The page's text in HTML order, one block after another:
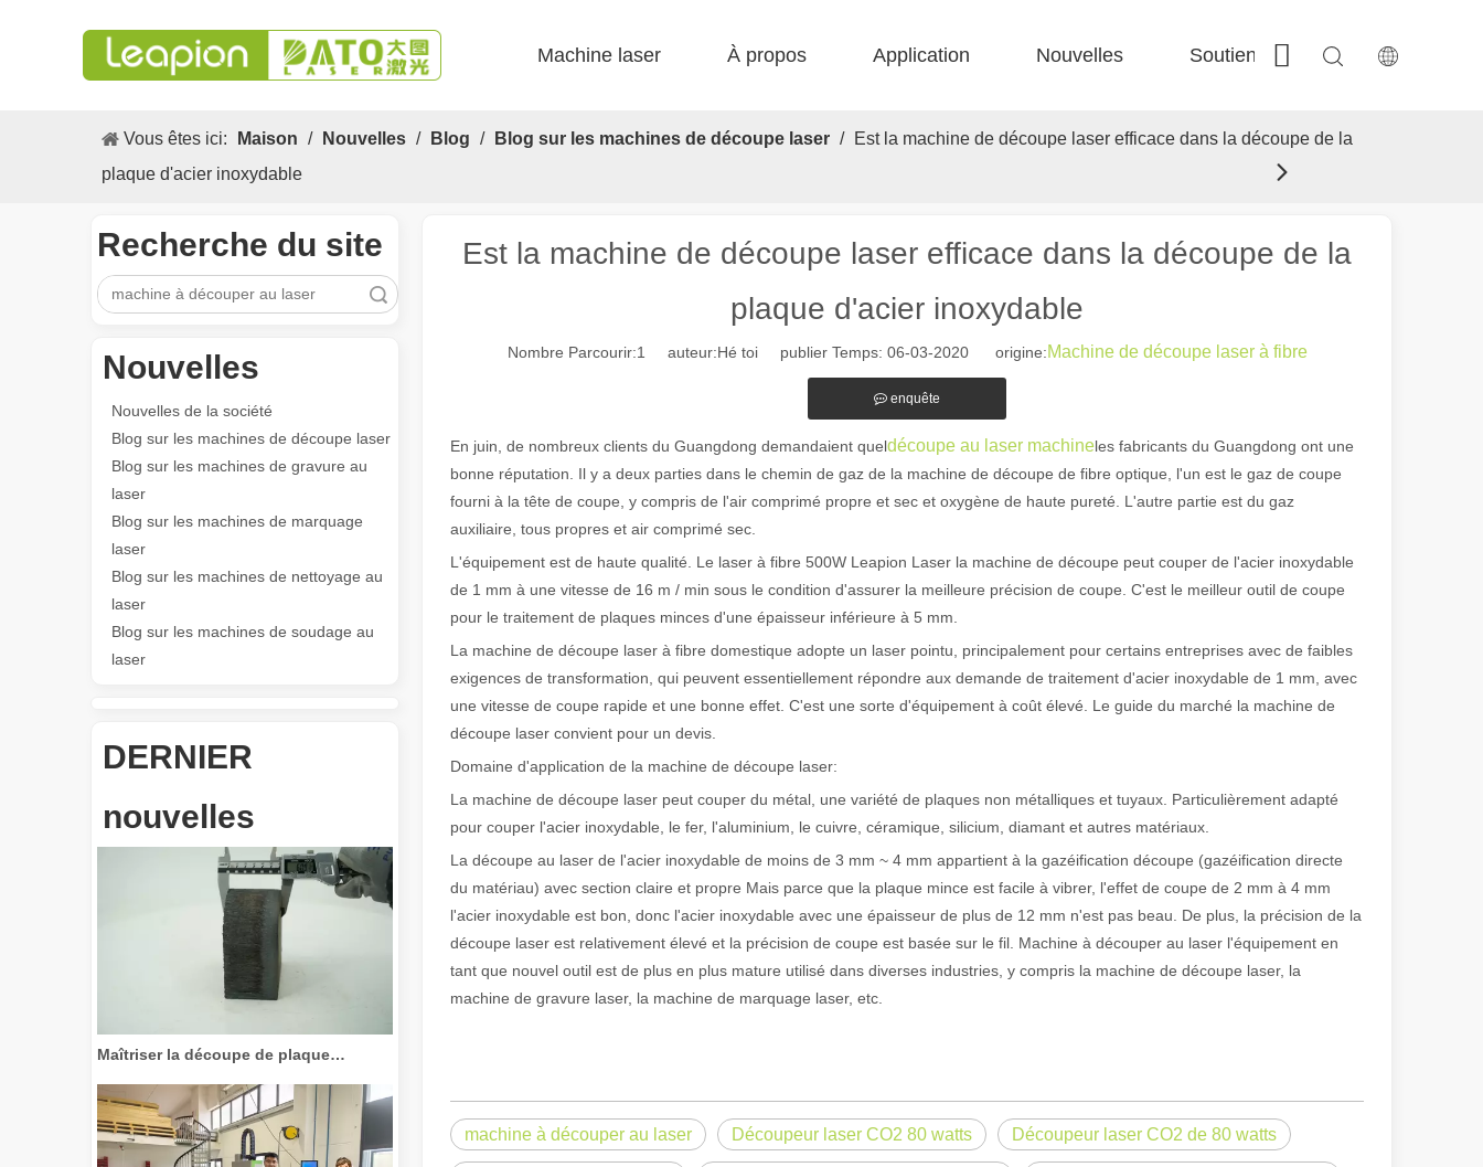
Machine laser À propos Application Nouvelles Soutien Contactez-nous
Vous êtes ici: Maison / Nouvelles / Blog / Blog sur les machines de découpe laser / Est la machine de découpe laser efficace dans la découpe de la
plaque d'acier inoxydable
Recherche du site
recherche
Nouvelles
Nouvelles de la société
Blog sur les machines de découpe laser
Blog sur les machines de gravure au
laser
Blog sur les machines de marquage
laser
Blog sur les machines de nettoyage au
laser
Blog sur les machines de soudage au
laser
DERNIER
nouvelles
Les caractéristiques polyvalentes Application et les caractéristiques exceptionnelles des machines de marquage laser Le paysage de fabrication et industriel moderne, les machines de
Est la machine de découpe laser efficace dans la découpe de la
plaque d'acier inoxydable
Nombre Parcourir:1 auteur:Hé toi publier Temps: 06-03-2020 origine:Machine de découpe laser à fibre
enquête
En juin, de nombreux clients du Guangdong demandaient queldécoupe au laser machineles fabricants du Guangdong ont une
bonne réputation. Il y a deux parties dans le chemin de gaz de la machine de découpe de fibre optique, l'un est le gaz de coupe
fourni à la tête de coupe, y compris de l'air comprimé propre et sec et oxygène de haute pureté. L'autre partie est du gaz
auxiliaire, tous propres et air comprimé sec.
L'équipement est de haute qualité. Le laser à fibre 500W Leapion Laser la machine de découpe peut couper de l'acier inoxydable
de 1 mm à une vitesse de 16 m / min sous le condition d'assurer la meilleure précision de coupe. C'est le meilleur outil de coupe
pour le traitement de plaques minces d'une épaisseur inférieure à 5 mm.
La machine de découpe laser à fibre domestique adopte un laser pointu, principalement pour certains entreprises avec de faibles
exigences de transformation, qui peuvent essentiellement répondre aux demande de traitement d'acier inoxydable de 1 mm, avec
une vitesse de coupe rapide et une bonne effet. C'est une sorte d'équipement à coût élevé. Le guide du marché la machine de
découpe laser convient pour un devis.
Domaine d'application de la machine de découpe laser:
La machine de découpe laser peut couper du métal, une variété de plaques non métalliques et tuyaux. Particulièrement adapté
pour couper l'acier inoxydable, le fer, l'aluminium, le cuivre, céramique, silicium, diamant et autres matériaux.
La découpe au laser de l'acier inoxydable de moins de 3 mm ~ 4 mm appartient à la gazéification découpe (gazéification directe
du matériau) avec section claire et propre Mais parce que la plaque mince est facile à vibrer, l'effet de coupe de 2 mm à 4 mm
l'acier inoxydable est bon, donc l'acier inoxydable avec une épaisseur de plus de 12 mm n'est pas beau. De plus, la précision de la
découpe laser est relativement élevé et la précision de coupe est basée sur le fil. Machine à découper au laser l'équipement en
tant que nouvel outil est de plus en plus mature utilisé dans diverses industries, y compris la machine de découpe laser, la
machine de gravure laser, la machine de marquage laser, etc.
machine à découper au laser Découpeur laser CO2 80 watts Découpeur laser CO2 de 80 watts